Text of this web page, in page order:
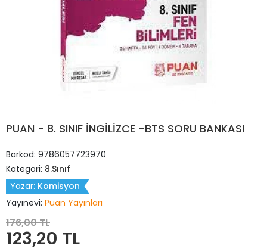
PUAN - 8. SINIF İNGİLİZCE -BTS SORU BANKASI
Barkod: 9786057723970
Kategori: 8.Sınıf
Yazar: Komisyon
Yayınevi: Puan Yayınları
176,00 TL
123,20 TL